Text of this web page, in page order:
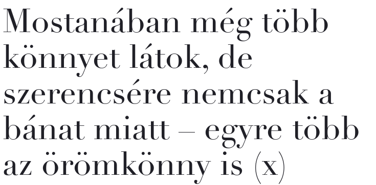
Mostanában még több
könnyet látok, de
szerencsére nemcsak a
bánat miatt – egyre több
az örömkönny is (x)